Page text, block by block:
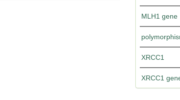
MLH1 gene
XRCC1
XRCC1